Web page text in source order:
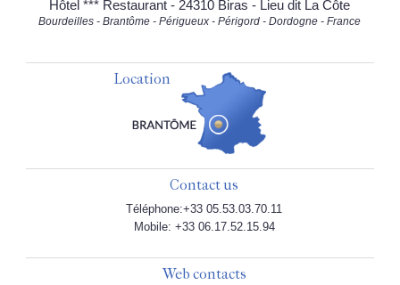
Hôtel *** Restaurant - 24310 Biras - Lieu dit La Côte
Bourdeilles - Brantôme - Périgueux - Périgord - Dordogne - France
Location
Contact us
Téléphone:+33 05.53.03.70.11
Mobile: +33 06.17.52.15.94
Web contacts